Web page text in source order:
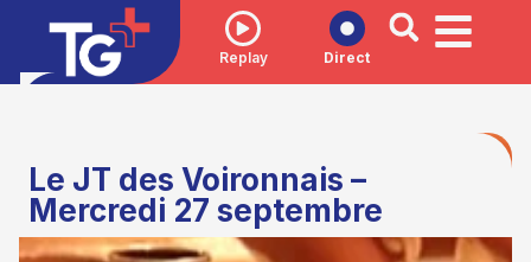
Replay Direct
Le JT des Voironnais –
Mercredi 27 septembre